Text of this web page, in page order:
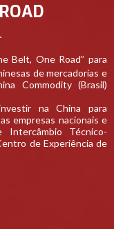
Belt, One Road” para
de mercadorias e
Commodity (Brasil)
na China para
empresas nacionais e
Intercâmbio Técnico-
de Experiência de